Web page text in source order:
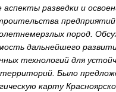
разведки и
пород.
дальнейшего
технологий для
Было
карту